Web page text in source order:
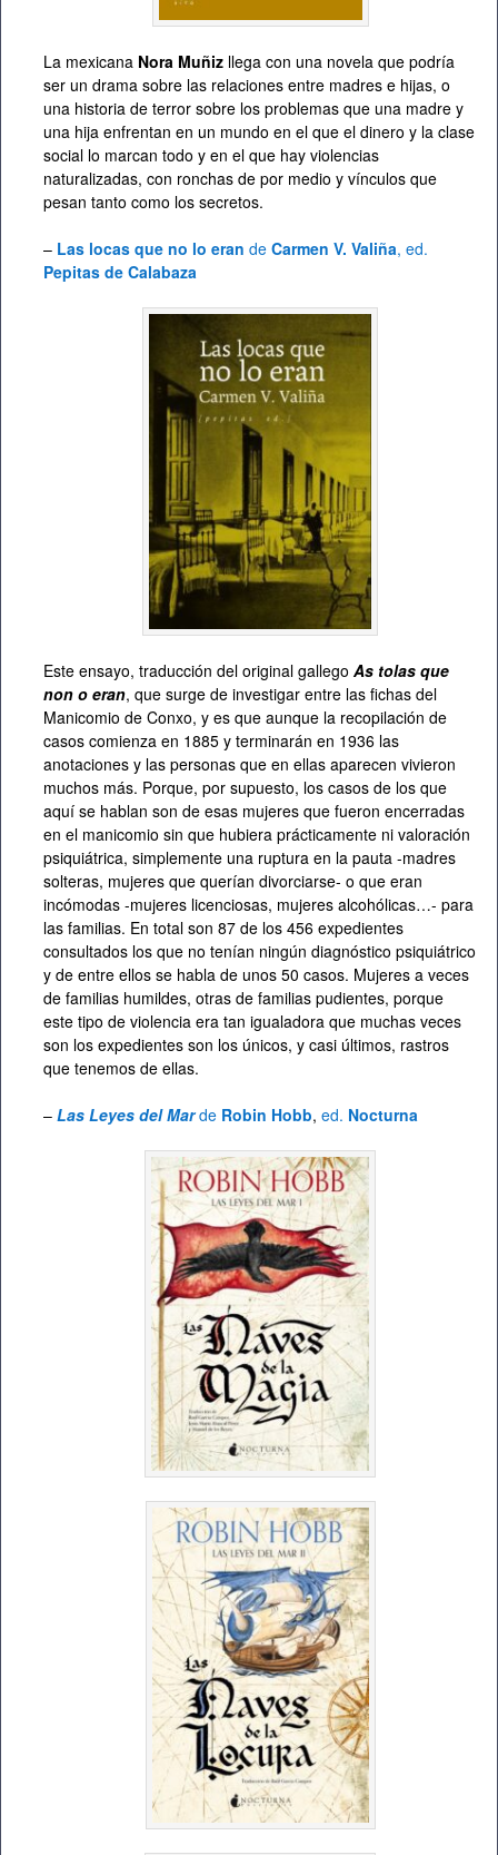
La mexicana Nora Muñiz llega con una novela que podría
ser un drama sobre las relaciones entre madres e hijas, o
una historia de terror sobre los problemas que una madre y
una hija enfrentan en un mundo en el que el dinero y la clase
social lo marcan todo y en el que hay violencias
naturalizadas, con ronchas de por medio y vínculos que
pesan tanto como los secretos.
– Las locas que no lo eran de Carmen V. Valiña, ed.
Pepitas de Calabaza
Este ensayo, traducción del original gallego As tolas que
non o eran, que surge de investigar entre las fichas del
Manicomio de Conxo, y es que aunque la recopilación de
casos comienza en 1885 y terminarán en 1936 las
anotaciones y las personas que en ellas aparecen vivieron
muchos más. Porque, por supuesto, los casos de los que
aquí se hablan son de esas mujeres que fueron encerradas
en el manicomio sin que hubiera prácticamente ni valoración
psiquiátrica, simplemente una ruptura en la pauta -madres
solteras, mujeres que querían divorciarse- o que eran
incómodas -mujeres licenciosas, mujeres alcohólicas…- para
las familias. En total son 87 de los 456 expedientes
consultados los que no tenían ningún diagnóstico psiquiátrico
y de entre ellos se habla de unos 50 casos. Mujeres a veces
de familias humildes, otras de familias pudientes, porque
este tipo de violencia era tan igualadora que muchas veces
son los expedientes son los únicos, y casi últimos, rastros
que tenemos de ellas.
– Las Leyes del Mar de Robin Hobb, ed. Nocturna